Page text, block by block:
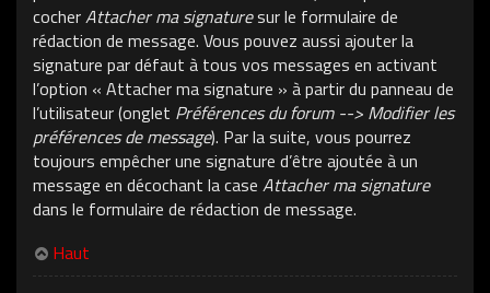
cocherAttacher ma signaturesur le formulaire de
rédaction de message. Vous pouvez aussi ajouter la
signature par défaut à tous vos messages en activant
l’option « Attacher ma signature » à partir du panneau de
l’utilisateur (onglet Préférences du forum --> Modifier les
préférences de message). Par la suite, vous pourrez
toujours empêcher une signature d’être ajoutée à un
message en décochant la case Attacher ma signature
dans le formulaire de rédaction de message.
Haut